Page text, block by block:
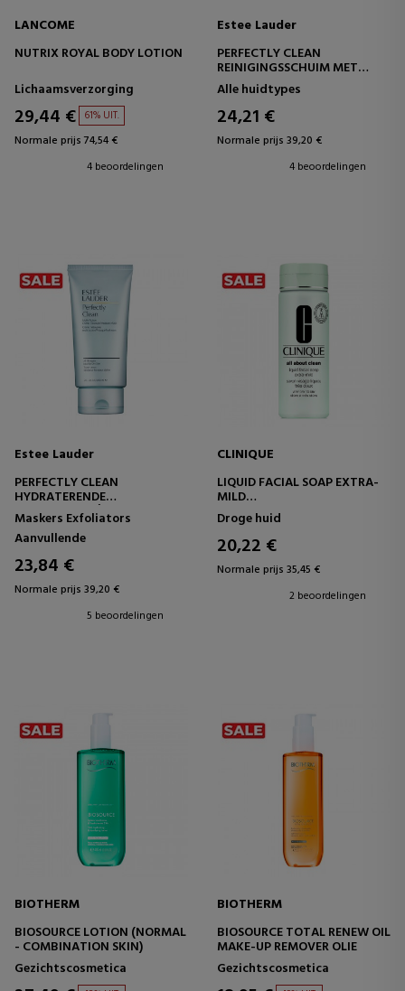
LANCOME
NUTRIX ROYAL BODY LOTION
Lichaamsverzorging
29,44 € 61% UIT.
Normale prijs 74,54 €
4 beoordelingen
Estee Lauder
PERFECTLY CLEAN
REINIGINGSSCHUIM MET
MEERDERE WERKINGEN /
ZUIVEREND MASKER
Alle huidtypes
24,21 €
Normale prijs 39,20 €
4 beoordelingen
Estee Lauder
PERFECTLY CLEAN
HYDRATERENDE
REINIGINGSCRÈME-MASKER
MET MEERDERE WERKINGEN
Maskers Exfoliators
Aanvullende
23,84 €
Normale prijs 39,20 €
5 beoordelingen
CLINIQUE
LIQUID FACIAL SOAP EXTRA-
MILD
GEZICHTSZEEP
Droge huid
20,22 €
Normale prijs 35,45 €
2 beoordelingen
BIOTHERM
BIOSOURCE LOTION (NORMAL
- COMBINATION SKIN)
Gezichtscosmetica
BIOTHERM
BIOSOURCE TOTAL RENEW OIL
MAKE-UP REMOVER OLIE
Gezichtscosmetica